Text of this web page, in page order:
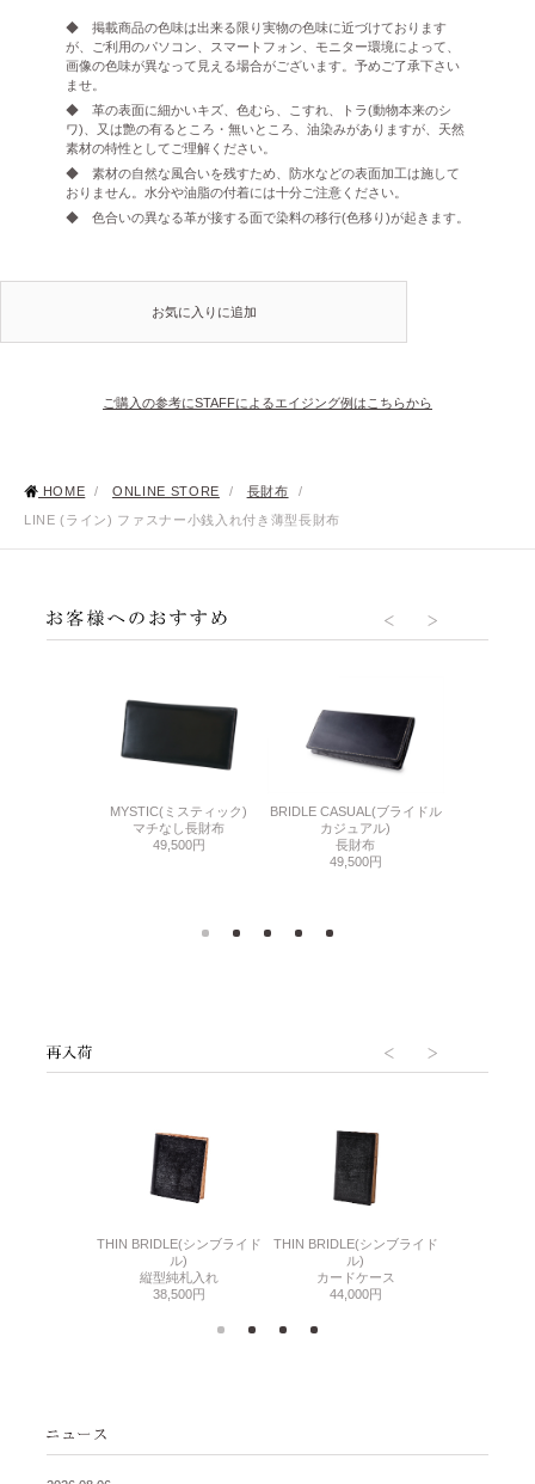
◆ 掲載商品の色味は出来る限り実物の色味に近づけております
が、ご利用のパソコン、スマートフォン、モニター環境によって、
画像の色味が異なって見える場合がございます。予めご了承下さい
ませ。
◆ 革の表面に細かいキズ、色むら、こすれ、トラ(動物本来のシ
ワ)、又は艶の有るところ・無いところ、油染みがありますが、天然
素材の特性としてご理解ください。
◆ 素材の自然な風合いを残すため、防水などの表面加工は施して
おりません。水分や油脂の付着には十分ご注意ください。
◆ 色合いの異なる革が接する面で染料の移行(色移り)が起きます。
お気に入りに追加
ご購入の参考にSTAFFによるエイジング例はこちらから
HOME / ONLINE STORE / 長財布
/
LINE (ライン) ファスナー小銭入れ付き薄型長財布
MYSTIC(ミスティック)
マチなし長財布
49,500円
BRIDLE CASUAL(ブライドル
カジュアル)
長財布
49,500円
THIN BRIDLE(シンブライド
ル)
縦型純札入れ
38,500円
THIN BRIDLE(シンブライド
ル)
カードケース
44,000円